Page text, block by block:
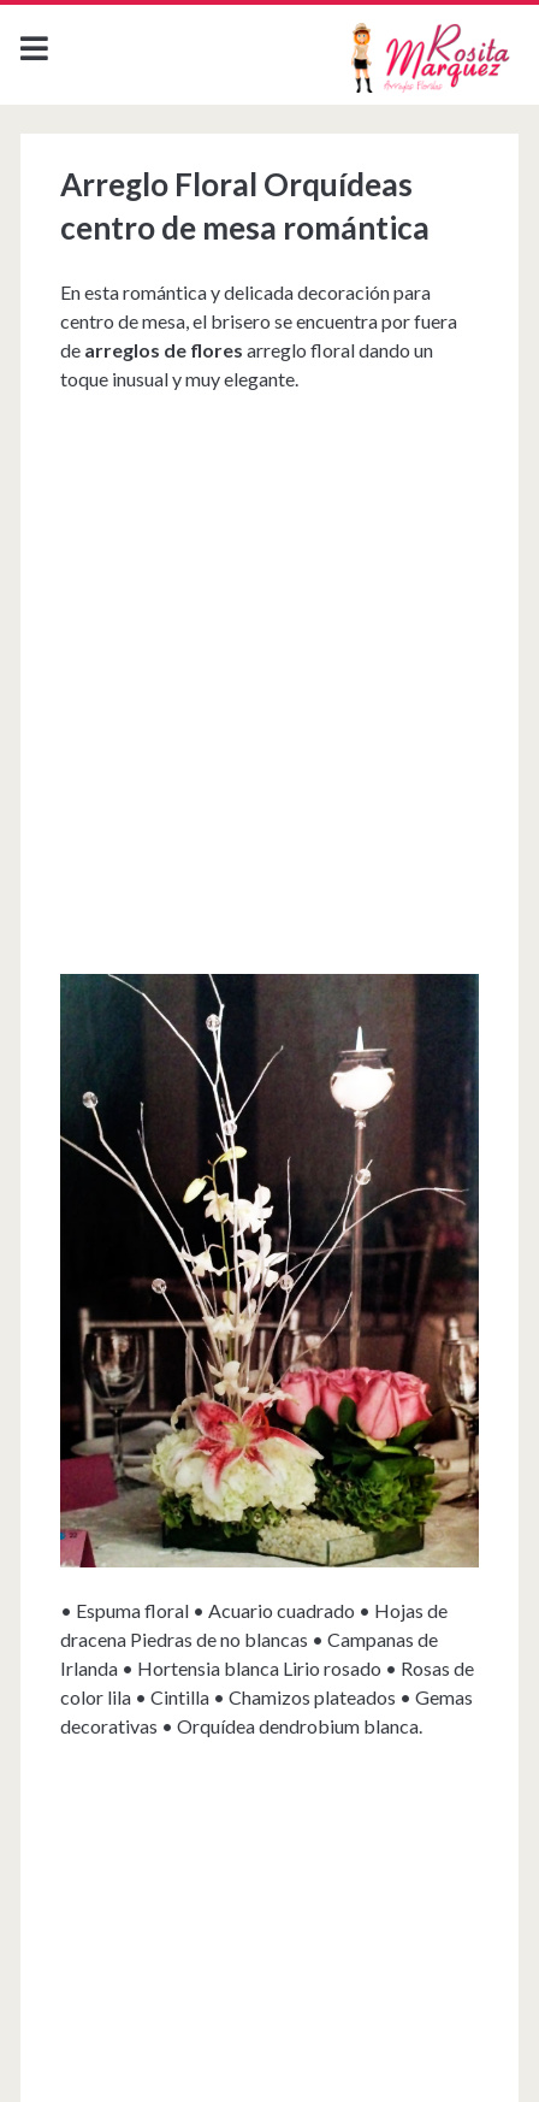
Arreglo Floral Orquídeas
centro de mesa romántica
En esta romántica y delicada decoración para
centro de mesa, el brisero se encuentra por fuera
de arreglos de flores arreglo floral dando un
toque inusual y muy elegante.
• Espuma floral • Acuario cuadrado • Hojas de
dracena Piedras de no blancas • Campanas de
Irlanda • Hortensia blanca Lirio rosado • Rosas de
color lila • Cintilla • Chamizos plateados • Gemas
decorativas • Orquídea dendrobium blanca.